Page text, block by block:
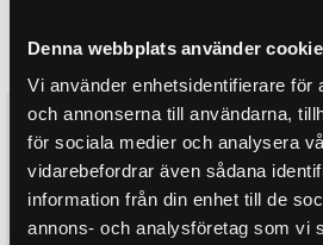
Denna webbplats använder
Vi använder enhetsidentifierare för
och annonserna till användarna,
för sociala medier och analysera
vidarebefordrar även sådana
information från din enhet till de
annons- och analysföretag som vi
K&N luftfilter till Renault R19
1.8 (1992-1996)
Insprutsmotor, Filterhöjd